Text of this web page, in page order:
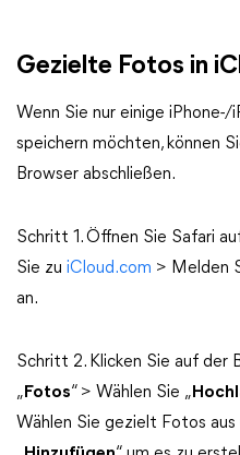
Gezielte Fotos in
Wenn Sie nur einige iPhone-/
speichern möchten, können
Browser abschließen.
Schritt 1. Öffnen Sie Safari
Sie zu iCloud.com > Melden
an.
Schritt 2. Klicken Sie auf der
„ Fotos“ > Wählen Sie „
Wählen Sie gezielt Fotos